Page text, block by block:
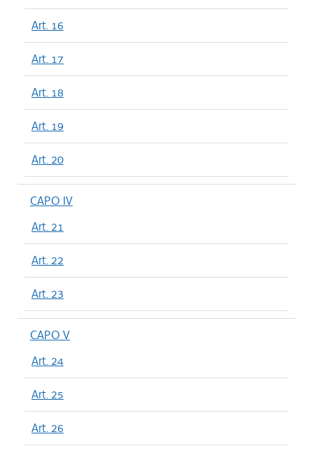
Art. 16
Art. 17
Art. 18
Art. 19
Art. 20
CAPO IV
Art. 21
Art. 22
Art. 23
CAPO V
Art. 24
Art. 25
Art. 26